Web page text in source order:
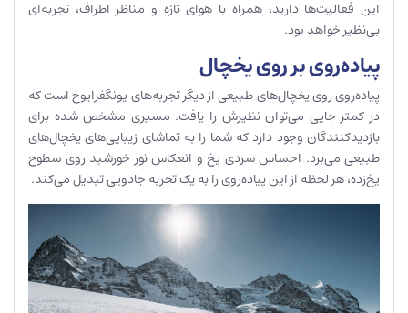
این فعالیت‌ها دارید، همراه با هوای تازه و مناظر اطراف، تجربه‌ای
بی‌نظیر خواهد بود.
پیاده‌روی بر روی یخچال
پیاده‌روی روی یخچال‌های طبیعی از دیگر تجربه‌های یونگفرایوخ است که
در کمتر جایی می‌توان نظیرش را یافت. مسیری مشخص شده برای
بازدیدکنندگان وجود دارد که شما را به تماشای زیبایی‌های یخچال‌های
طبیعی می‌برد. احساس سردی یخ و انعکاس نور خورشید روی سطوح
یخ‌زده، هر لحظه از این پیاده‌روی را به یک تجربه جادویی تبدیل می‌کند.